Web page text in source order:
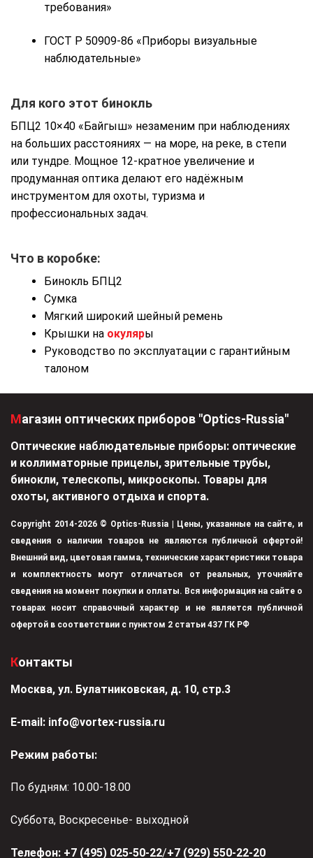
требования»
ГОСТ Р 50909-86 «Приборы визуальные
наблюдательные»
Для кого этот бинокль
БПЦ2 10×40 «Байгыш» незаменим при наблюдениях
на больших расстояниях — на море, на реке, в степи
или тундре. Мощное 12-кратное увеличение и
продуманная оптика делают его надёжным
инструментом для охоты, туризма и
профессиональных задач.
Что в коробке:
Бинокль БПЦ2
Сумка
Мягкий широкий шейный ремень
Крышки на окуляры
Руководство по эксплуатации с гарантийным
талоном
Магазин оптических приборов "Optics-Russia"
Оптические наблюдательные приборы: оптические
и коллиматорные прицелы, зрительные трубы,
бинокли, телескопы, микроскопы. Товары для
охоты, активного отдыха и спорта.
Copyright 2014-2026 © Optics-Russia | Цены, указанные на сайте, и
сведения о наличии товаров не являются публичной офертой!
Внешний вид, цветовая гамма, технические характеристики товара
и комплектность могут отличаться от реальных, уточняйте
сведения на момент покупки и оплаты. Вся информация на сайте о
товарах носит справочный характер и не является публичной
офертой в соответствии с пунктом 2 статьи 437 ГК РФ
Контакты
Москва, ул. Булатниковская, д. 10, стр.3
Е-mail: info@vortex-russia.ru
Режим работы:
По будням: 10.00-18.00
Суббота, Воскресенье- выходной
Телефон: +7 (495) 025-50-22/+7 (929) 550-22-20